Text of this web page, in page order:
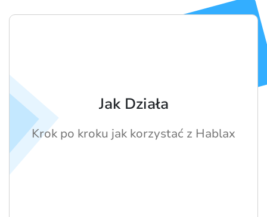
Jak Działa
Krok po kroku jak korzystać z Hablax